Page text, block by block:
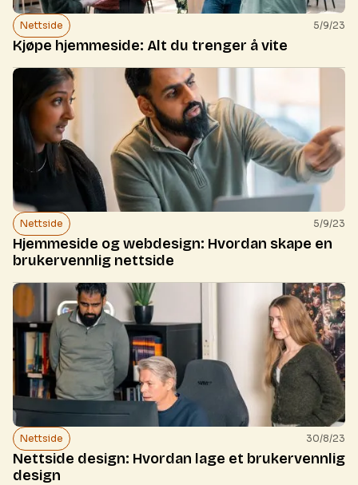
Nettside 5/9/23
Kjøpe hjemmeside: Alt du trenger å vite
Nettside 5/9/23
Hjemmeside og webdesign: Hvordan skape en
brukervennlig nettside
Nettside 30/8/23
Nettside design: Hvordan lage et brukervennlig
design